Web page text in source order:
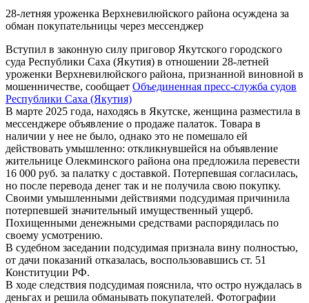
28-летняя уроженка Верхневилюйского района осуждена за
обман покупательницы через мессенджер
Вступил в законную силу приговор Якутского городского
суда Республики Саха (Якутия) в отношении 28-летней
уроженки Верхневилюйского района, признанной виновной в
мошенничестве, сообщает Объединенная пресс-служба судов
Республики Саха (Якутия)
В марте 2025 года, находясь в Якутске, женщина разместила в
мессенджере объявление о продаже палаток. Товара в
наличии у нее не было, однако это не помешало ей
действовать умышленно: откликнувшейся на объявление
жительнице Олекминского района она предложила перевести
16 000 руб. за палатку с доставкой. Потерпевшая согласилась,
но после перевода денег так и не получила свою покупку.
Своими умышленными действиями подсудимая причинила
потерпевшей значительный имущественный ущерб.
Похищенными денежными средствами распорядилась по
своему усмотрению.
В судебном заседании подсудимая признала вину полностью,
от дачи показаний отказалась, воспользовавшись ст. 51
Конституции РФ.
В ходе следствия подсудимая пояснила, что остро нуждалась в
деньгах и решила обманывать покупателей. Фотографии